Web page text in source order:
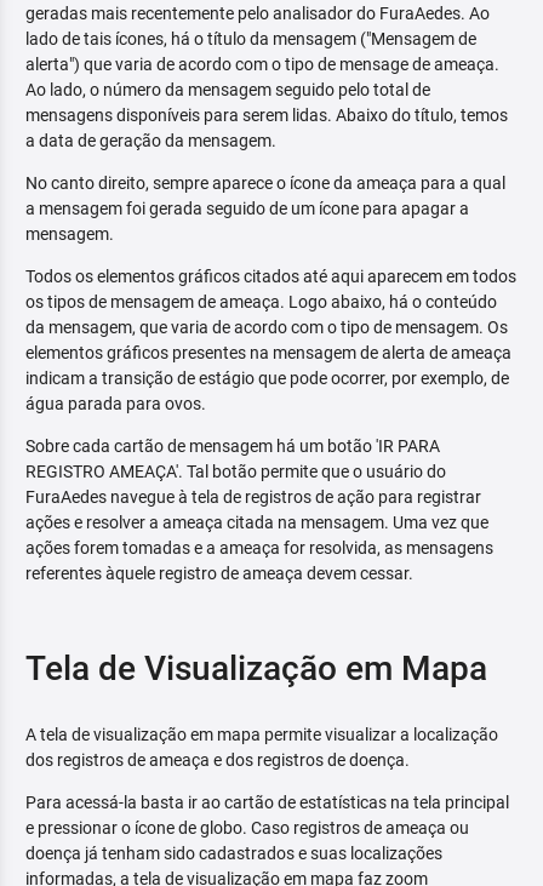
geradas mais recentemente pelo analisador do FuraAedes. Ao
lado de tais ícones, há o título da mensagem ("Mensagem de
alerta") que varia de acordo com o tipo de mensage de ameaça.
Ao lado, o número da mensagem seguido pelo total de
mensagens disponíveis para serem lidas. Abaixo do título, temos
a data de geração da mensagem.
No canto direito, sempre aparece o ícone da ameaça para a qual
a mensagem foi gerada seguido de um ícone para apagar a
mensagem.
Todos os elementos gráficos citados até aqui aparecem em todos
os tipos de mensagem de ameaça. Logo abaixo, há o conteúdo
da mensagem, que varia de acordo com o tipo de mensagem. Os
elementos gráficos presentes na mensagem de alerta de ameaça
indicam a transição de estágio que pode ocorrer, por exemplo, de
água parada para ovos.
Sobre cada cartão de mensagem há um botão 'IR PARA
REGISTRO AMEAÇA'. Tal botão permite que o usuário do
FuraAedes navegue à tela de registros de ação para registrar
ações e resolver a ameaça citada na mensagem. Uma vez que
ações forem tomadas e a ameaça for resolvida, as mensagens
referentes àquele registro de ameaça devem cessar.
Tela de Visualização em Mapa
A tela de visualização em mapa permite visualizar a localização
dos registros de ameaça e dos registros de doença.
Para acessá-la basta ir ao cartão de estatísticas na tela principal
e pressionar o ícone de globo. Caso registros de ameaça ou
doença já tenham sido cadastrados e suas localizações
informadas, a tela de visualização em mapa faz zoom